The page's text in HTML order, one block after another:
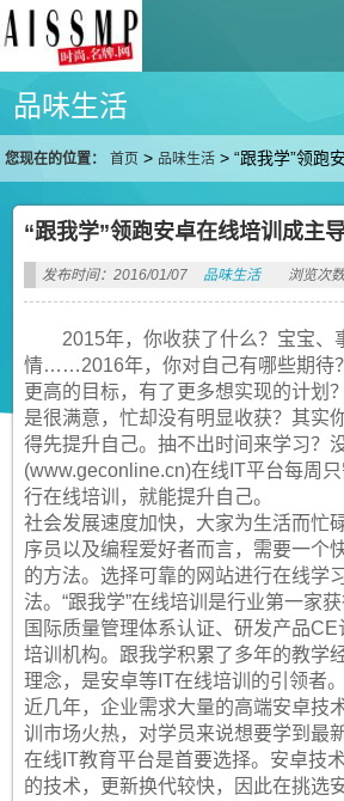
品味生活
您现在的位置： 首页 > 品味生活 >“跟我学”领跑
“跟我学”领跑安卓在线培训成主
发布时间：2016/01/07 品味生活 浏览次
2015年，你收获了什么？宝宝、
情……2016年，你对自己有哪些期待
更高的目标，有了更多想实现的计划
是很满意，忙却没有明显收获？其实
得先提升自己。抽不出时间来学习？
(www.geconline.cn)在线IT平台每周
行在线培训，就能提升自己。
社会发展速度加快，大家为生活而忙
序员以及编程爱好者而言，需要一个
的方法。选择可靠的网站进行在线学
法。“跟我学”在线培训是行业第一家
国际质量管理体系认证、研发产品
培训机构。跟我学积累了多年的教学
理念，是安卓等IT在线培训的引领者。
近几年，企业需求大量的高端安卓技
训市场火热，对学员来说想要学到最
在线IT教育平台是首要选择。安卓技
的技术，更新换代较快，因此在挑选